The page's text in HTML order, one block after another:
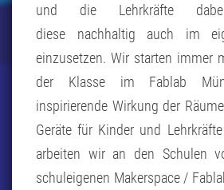
und die Lehrkräfte dabei
diese nachhaltig auch im
einzusetzen. Wir starten immer
der Klasse im Fablab
inspirierende Wirkung der
Geräte für Kinder und
arbeiten wir an den Schulen
schuleigenen Makerspace /